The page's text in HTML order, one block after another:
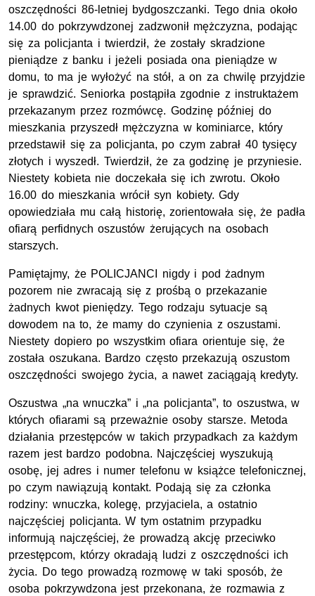
oszczędności 86-letniej bydgoszczanki. Tego dnia około
14.00 do pokrzywdzonej zadzwonił mężczyzna, podając
się za policjanta i twierdził, że zostały skradzione
pieniądze z banku i jeżeli posiada ona pieniądze w
domu, to ma je wyłożyć na stół, a on za chwilę przyjdzie
je sprawdzić. Seniorka postąpiła zgodnie z instruktażem
przekazanym przez rozmówcę. Godzinę później do
mieszkania przyszedł mężczyzna w kominiarce, który
przedstawił się za policjanta, po czym zabrał 40 tysięcy
złotych i wyszedł. Twierdził, że za godzinę je przyniesie.
Niestety kobieta nie doczekała się ich zwrotu. Około
16.00 do mieszkania wrócił syn kobiety. Gdy
opowiedziała mu całą historię, zorientowała się, że padła
ofiarą perfidnych oszustów żerujących na osobach
starszych.
Pamiętajmy, że POLICJANCI nigdy i pod żadnym
pozorem nie zwracają się z prośbą o przekazanie
żadnych kwot pieniędzy. Tego rodzaju sytuacje są
dowodem na to, że mamy do czynienia z oszustami.
Niestety dopiero po wszystkim ofiara orientuje się, że
została oszukana. Bardzo często przekazują oszustom
oszczędności swojego życia, a nawet zaciągają kredyty.
Oszustwa „na wnuczka” i „na policjanta”, to oszustwa, w
których ofiarami są przeważnie osoby starsze. Metoda
działania przestępców w takich przypadkach za każdym
razem jest bardzo podobna. Najczęściej wyszukują
osobę, jej adres i numer telefonu w książce telefonicznej,
po czym nawiązują kontakt. Podają się za członka
rodziny: wnuczka, kolegę, przyjaciela, a ostatnio
najczęściej policjanta. W tym ostatnim przypadku
informują najczęściej, że prowadzą akcję przeciwko
przestępcom, którzy okradają ludzi z oszczędności ich
życia. Do tego prowadzą rozmowę w taki sposób, że
osoba pokrzywdzona jest przekonana, że rozmawia z